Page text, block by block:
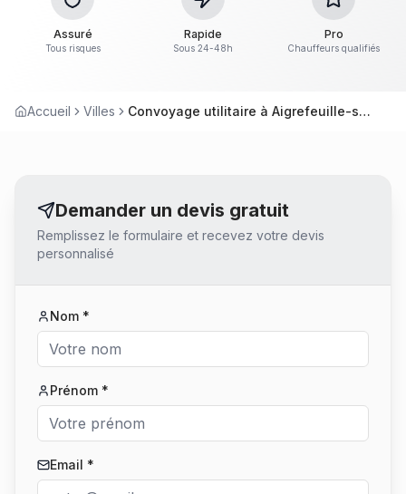
Assuré
Tous risques
Rapide
Sous 24-48h
Pro
Chauffeurs qualifiés
Accueil Villes Convoyage utilitaire à Aigrefeuille-sur-Maine
Demander un devis gratuit
Remplissez le formulaire et recevez votre devis
personnalisé
Nom *
Prénom *
Email *